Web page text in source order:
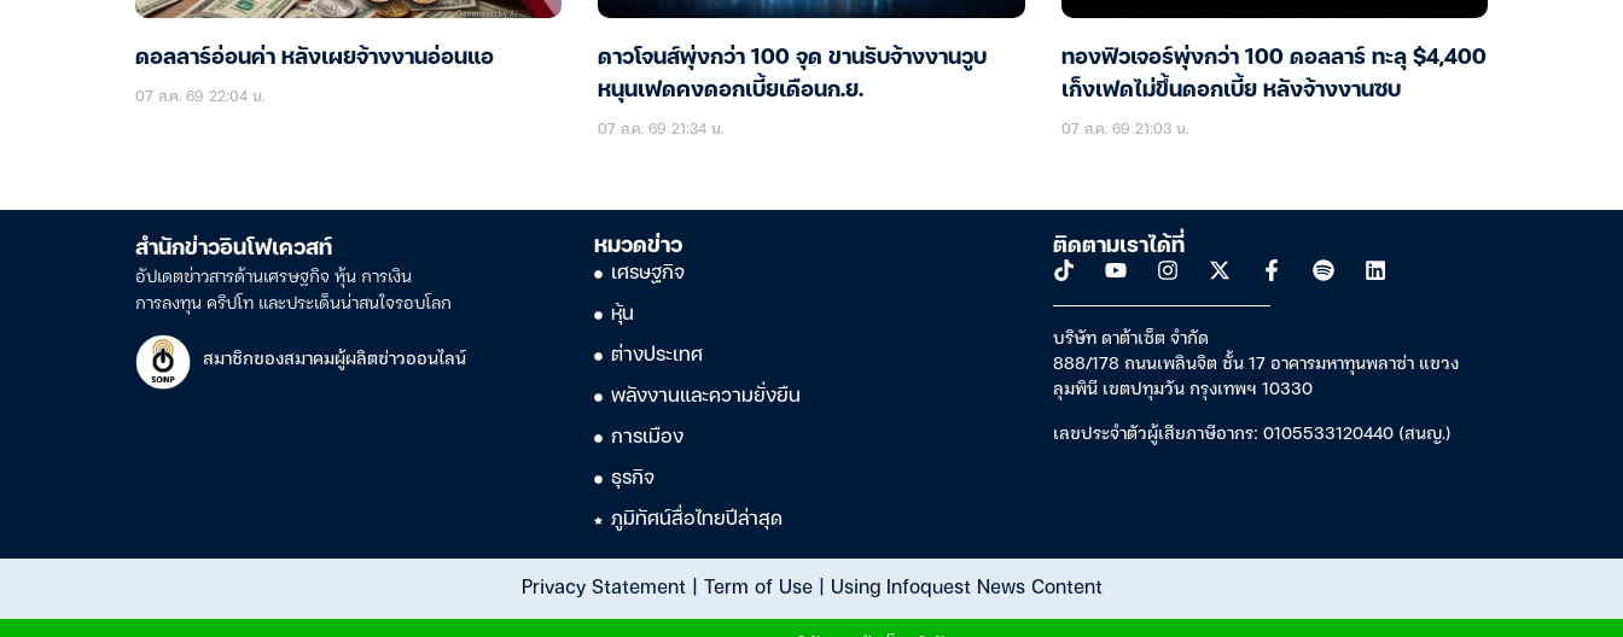
ดอลลาร์อ่อนค่า หลังเผยจ้างงานอ่อนแอ
07 ส.ค. 69 22:04 น.
ดาวโจนส์พุ่งกว่า 100 จุด ขานรับจ้างงานวูบ
หนุนเฟดคงดอกเบี้ยเดือนก.ย.
07 ส.ค. 69 21:34 น.
ทองฟิวเจอร์พุ่งกว่า 100 ดอลลาร์ ทะลุ $4,400
เก็งเฟดไม่ขึ้นดอกเบี้ย หลังจ้างงานซบ
07 ส.ค. 69 21:03 น.
สำนักข่าวอินโฟเควสท์
อัปเดตข่าวสารด้านเศรษฐกิจ หุ้น การเงิน
การลงทุน คริปโท และประเด็นน่าสนใจรอบโลก
สมาชิกของสมาคมผู้ผลิตข่าวออนไลน์
หมวดข่าว
เศรษฐกิจ
หุ้น
ต่างประเทศ
พลังงานและความยั่งยืน
การเมือง
ธุรกิจ
ภูมิทัศน์สื่อไทยปีล่าสุด
ติดตามเราได้ที่
บริษัท ดาต้าเซ็ต จำกัด
888/178 ถนนเพลินจิต ชั้น 17 อาคารมหาทุนพลาซ่า แขวง
ลุมพินี เขตปทุมวัน กรุงเทพฯ 10330
เลขประจำตัวผู้เสียภาษีอากร: 0105533120440 (สนญ.)
Privacy Statement| Term of Use| Using Infoquest News Content